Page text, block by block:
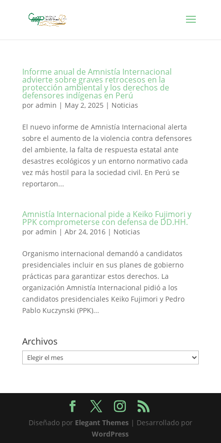
Informe anual de Amnistía Internacional
advierte sobre graves retrocesos en la
protección ambiental y los derechos de
defensores indígenas en Perú
por admin | May 2, 2025 | Noticias
El nuevo informe de Amnistía Internacional alerta
sobre el aumento de la violencia contra defensores
del ambiente, la falta de respuesta estatal ante
desastres ecológicos y un entorno normativo cada
vez más hostil para la sociedad civil. En Perú se
reportaron...
Amnistía Internacional pide a Keiko Fujimori y
PPK comprometerse con defensa de DD.HH.
por admin | Abr 24, 2016| Noticias
Organismo internacional demandó a candidatos
presidenciales incluir en sus planes de gobierno
prácticas para garantizar estos derechos. La
organización Amnistía Internacional pidió a los
candidatos presidenciales Keiko Fujimori y Pedro
Pablo Kuczynski (PPK)...
Archivos
Archivos
Diseñado por Elegant Themes| Desarrollado por
WordPress